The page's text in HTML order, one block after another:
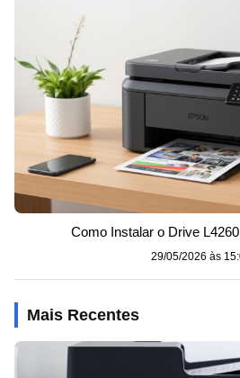
Como Instalar o Drive
29/05/2026 às
Mais Recentes